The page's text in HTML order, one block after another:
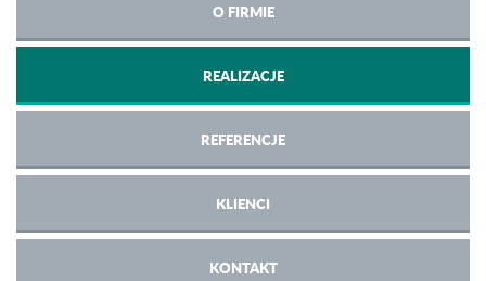
O FIRMIE
REALIZACJE
REFERENCJE
KLIENCI
KONTAKT